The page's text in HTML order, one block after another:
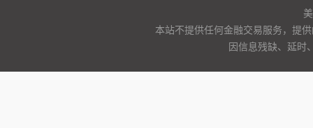
本站不提供任何金融交易服务，提
因信息残缺、延时